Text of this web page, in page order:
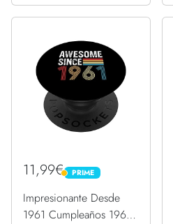
11,99€ PRIME
PRIME
Impresionante Desde
1961 Cumpleaños 1961